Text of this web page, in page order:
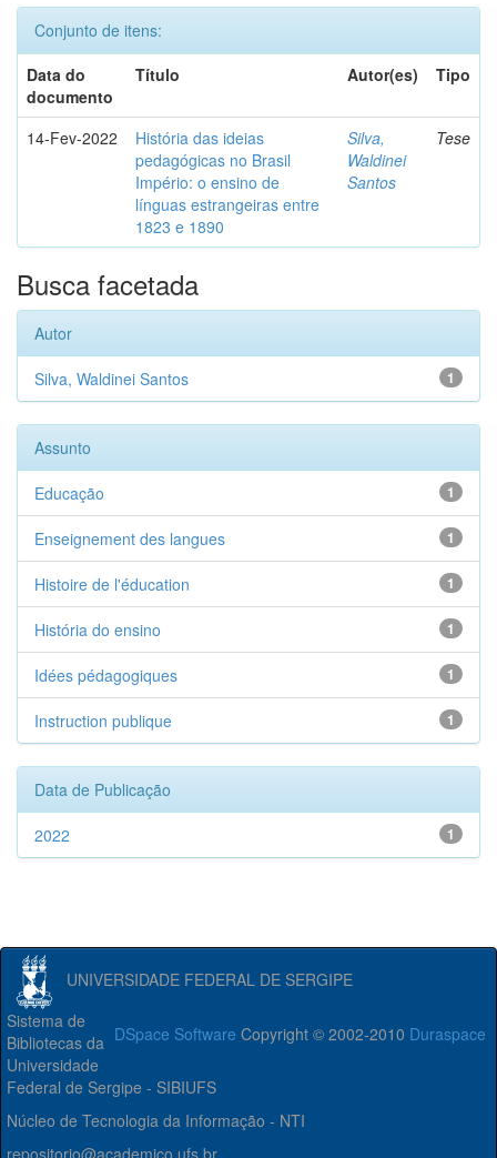
Conjunto de itens:
Data do
documento
Título Autor(es) Tipo
14-Fev-2022
História das ideias
pedagógicas no Brasil
Império: o ensino de
línguas estrangeiras entre
1823 e 1890
Silva,
Waldinei
Santos
Tese
Busca facetada
Autor
1
Silva, Waldinei Santos
Assunto
1
Educação
1
Enseignement des langues
1
Histoire de l'éducation
1
História do ensino
1
Idées pédagogiques
1
Instruction publique
Data de Publicação
1
2022
UNIVERSIDADE FEDERAL DE SERGIPE
DSpace Software Copyright © 2002-2010 Duraspace
Sistema de
Bibliotecas da
Universidade
Federal de Sergipe - SIBIUFS
Núcleo de Tecnologia da Informação - NTI
repositorio@academico.ufs.br